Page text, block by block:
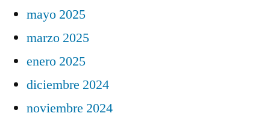
mayo 2025
marzo 2025
enero 2025
diciembre 2024
noviembre 2024